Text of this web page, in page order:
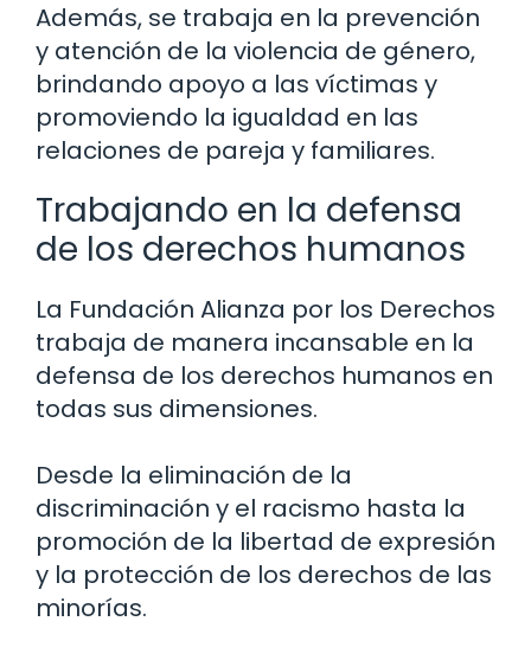
Además, se trabaja en la prevención
y atención de la violencia de género,
brindando apoyo a las víctimas y
promoviendo la igualdad en las
relaciones de pareja y familiares.
Trabajando en la defensa
de los derechos humanos
La Fundación Alianza por los Derechos
trabaja de manera incansable en la
defensa de los derechos humanos en
todas sus dimensiones.
Desde la eliminación de la
discriminación y el racismo hasta la
promoción de la libertad de expresión
y la protección de los derechos de las
minorías.